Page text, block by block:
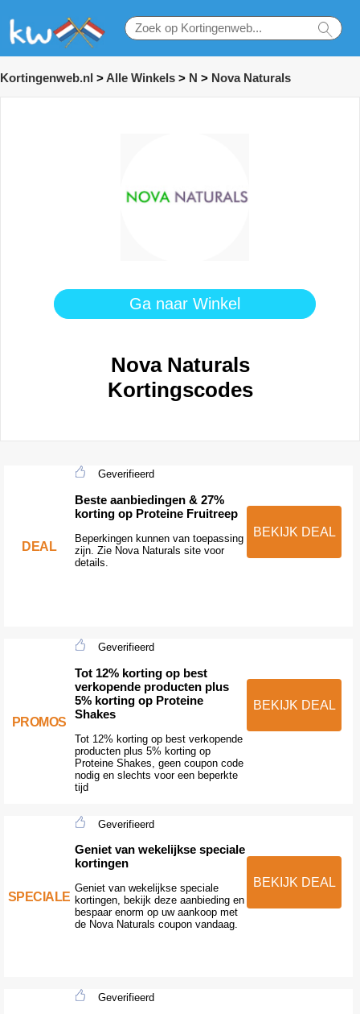
Kortingenweb.nl > Alle Winkels > N > Nova Naturals
Ga naar Winkel
Nova Naturals
Kortingscodes
DEAL
Geverifieerd
Beste aanbiedingen & 27%
korting op Proteine Fruitreep
Beperkingen kunnen van toepassing
zijn. Zie Nova Naturals site voor
details.
BEKIJK DEAL
PROMOS
Geverifieerd
Tot 12% korting op best
verkopende producten plus
5% korting op Proteine
Shakes
Tot 12% korting op best verkopende
producten plus 5% korting op
Proteine Shakes, geen coupon code
nodig en slechts voor een beperkte
tijd
BEKIJK DEAL
SPECIALE
Geverifieerd
Geniet van wekelijkse speciale
kortingen
Geniet van wekelijkse speciale
kortingen, bekijk deze aanbieding en
bespaar enorm op uw aankoop met
de Nova Naturals coupon vandaag.
BEKIJK DEAL
Geverifieerd